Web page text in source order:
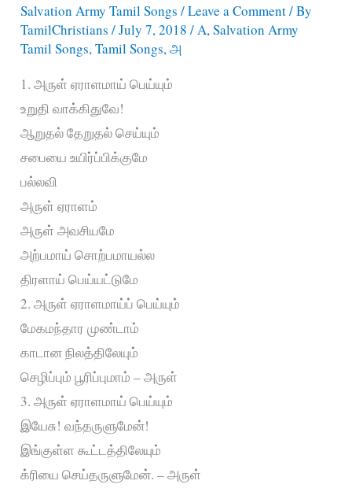
Salvation Army Tamil Songs /Leave a Comment/ By
TamilChristians/July 7, 2018/ A,Salvation Army
Tamil Songs,Tamil Songs,அ
1. அருள் ஏராளமாய் பெய்யும்
உறுதி வாக்கிதுவே!
ஆறுதல் தேறுதல் செய்யும்
சபையை உயிர்ப்பிக்குமே
பல்லவி
அருள் ஏராளம்
அருள் அவசியமே
அற்பமாய் சொற்பமாயல்ல
திரளாய் பெய்யட்டுமே
2. அருள் ஏராளமாய்ப் பெய்யும்
மேகமந்தார முண்டாம்
காடான நிலத்திலேயும்
செழிப்பும் பூரிப்புமாம் – அருள்
3. அருள் ஏராளமாய் பெய்யும்
இயேசு! வந்தருளுமேன்!
இங்குள்ள கூட்டத்திலேயும்
க்ரியை செய்தருளுமேன். – அருள்